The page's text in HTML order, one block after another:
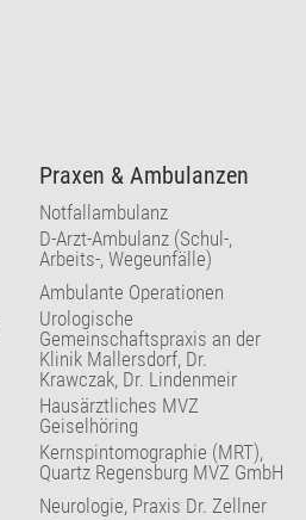
Praxen & Ambulanzen
Notfallambulanz
D-Arzt-Ambulanz (Schul-,
Arbeits-, Wegeunfälle)
Ambulante Operationen
Urologische
Gemeinschaftspraxis an der
Klinik Mallersdorf, Dr.
Krawczak, Dr. Lindenmeir
Hausärztliches MVZ
Geiselhöring
Kernspintomographie (MRT),
Quartz Regensburg MVZ GmbH
Neurologie, Praxis Dr. Zellner